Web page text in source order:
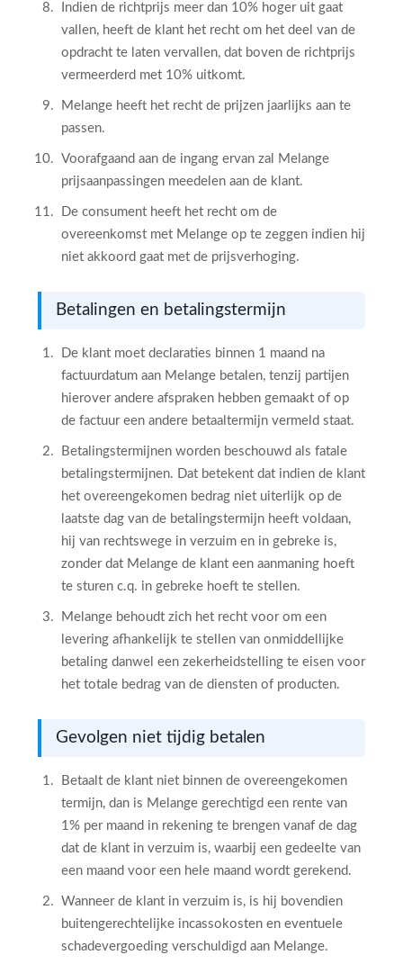
Indien de richtprijs meer dan 10% hoger uit gaat
vallen, heeft de klant het recht om het deel van de
opdracht te laten vervallen, dat boven de richtprijs
vermeerderd met 10% uitkomt.
Melange heeft het recht de prijzen jaarlijks aan te
passen.
Voorafgaand aan de ingang ervan zal Melange
prijsaanpassingen meedelen aan de klant.
De consument heeft het recht om de
overeenkomst met Melange op te zeggen indien hij
niet akkoord gaat met de prijsverhoging.
Betalingen en betalingstermijn
De klant moet declaraties binnen 1 maand na
factuurdatum aan Melange betalen, tenzij partijen
hierover andere afspraken hebben gemaakt of op
de factuur een andere betaaltermijn vermeld staat.
Betalingstermijnen worden beschouwd als fatale
betalingstermijnen. Dat betekent dat indien de klant
het overeengekomen bedrag niet uiterlijk op de
laatste dag van de betalingstermijn heeft voldaan,
hij van rechtswege in verzuim en in gebreke is,
zonder dat Melange de klant een aanmaning hoeft
te sturen c.q. in gebreke hoeft te stellen.
Melange behoudt zich het recht voor om een
levering afhankelijk te stellen van onmiddellijke
betaling danwel een zekerheidstelling te eisen voor
het totale bedrag van de diensten of producten.
Gevolgen niet tijdig betalen
Betaalt de klant niet binnen de overeengekomen
termijn, dan is Melange gerechtigd een rente van
1% per maand in rekening te brengen vanaf de dag
dat de klant in verzuim is, waarbij een gedeelte van
een maand voor een hele maand wordt gerekend.
Wanneer de klant in verzuim is, is hij bovendien
buitengerechtelijke incassokosten en eventuele
schadevergoeding verschuldigd aan Melange.